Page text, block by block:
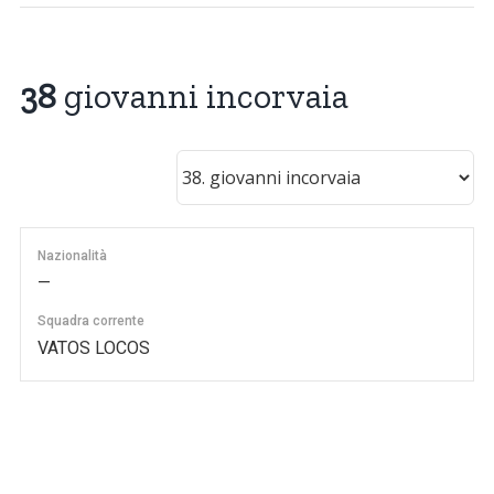
38giovanni incorvaia
Nazionalità
—
Squadra corrente
VATOS LOCOS